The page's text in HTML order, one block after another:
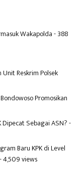
Wakapolda- 388
Reskrim Polsek
Promosikan
Dipecat Sebagai ASN?-
Baru KPK di Level
- 4,509 views